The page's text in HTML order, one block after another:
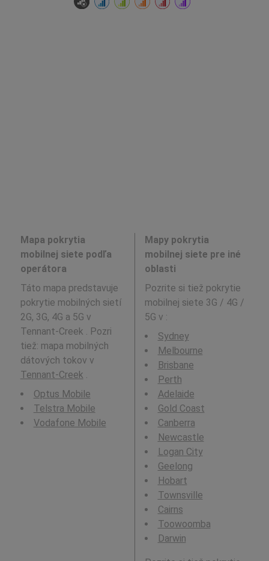
Mapa pokrytia
mobilnej siete podľa
operátora
Táto mapa predstavuje
pokrytie mobilných sietí
2G, 3G, 4G a 5G v
Tennant-Creek . Pozri
tiež: mapa mobilných
dátových tokov v
Tennant-Creek
Optus Mobile
Telstra Mobile
Vodafone Mobile
Mapy pokrytia
mobilnej siete pre iné
oblasti
Pozrite si tiež pokrytie
mobilnej siete 3G / 4G /
5G v :
Sydney
Melbourne
Brisbane
Perth
Adelaide
Gold Coast
Canberra
Newcastle
Logan City
Geelong
Hobart
Townsville
Cairns
Toowoomba
Darwin